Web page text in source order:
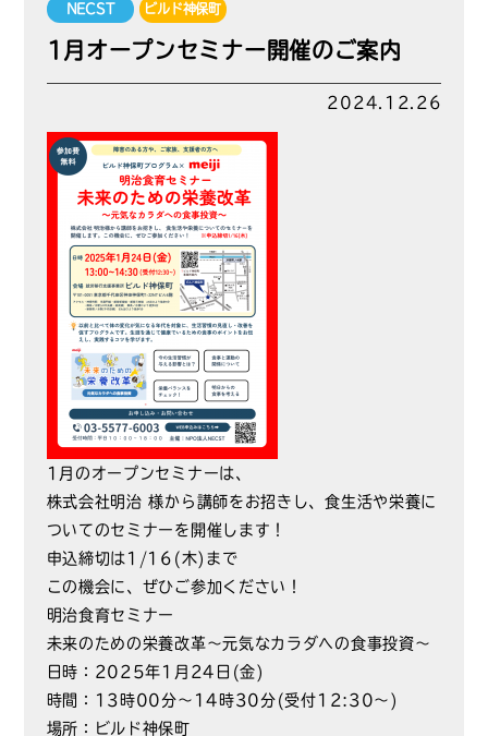
NECST ビルド神保町
1月オープンセミナー開催のご案内
2024.12.26
1月のオープンセミナーは、
株式会社明治 様から講師をお招きし、食生活や栄養に
ついてのセミナーを開催します！
申込締切は1/16(木)まで
この機会に、ぜひご参加ください！
明治食育セミナー
未来のための栄養改革～元気なカラダへの食事投資～
日時：2025年1月24日(金)
時間：13時00分～14時30分(受付12:30～)
場所：ビルド神保町